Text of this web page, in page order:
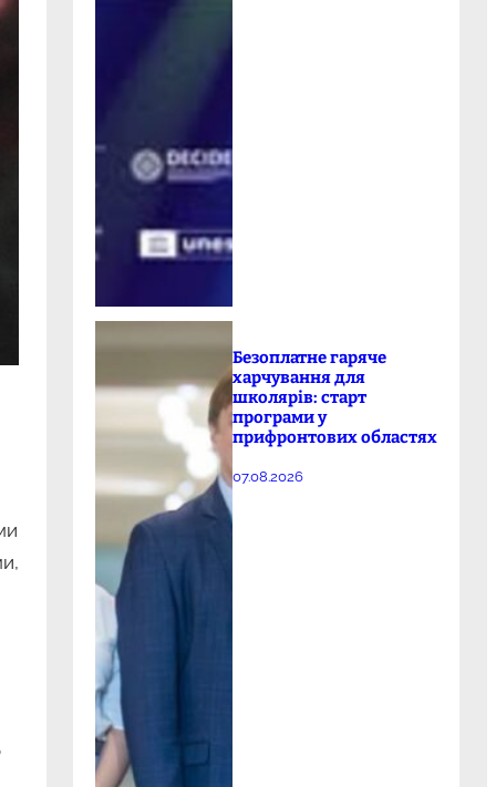
Безоплатне гаряче
харчування для
школярів: старт
програми у
прифронтових областях
07.08.2026